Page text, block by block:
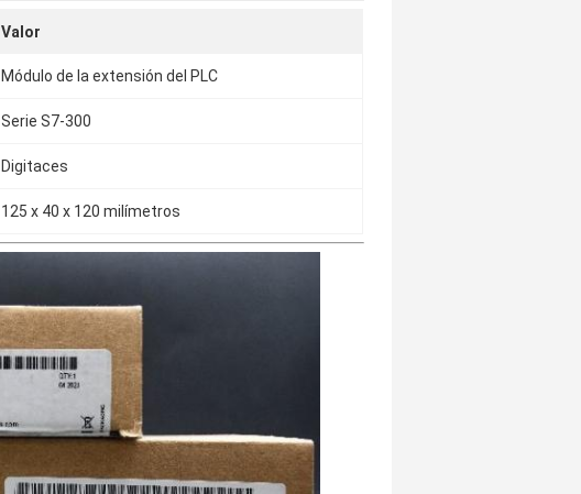
Valor
Módulo de la extensión del PLC
Serie S7-300
Digitaces
125 x 40 x 120 milímetros